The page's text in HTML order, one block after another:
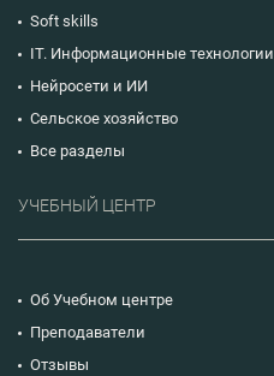
Soft skills
IT. Информационные технологии
Нейросети и ИИ
Сельское хозяйство
Все разделы
УЧЕБНЫЙ ЦЕНТР
Об Учебном центре
Преподаватели
Отзывы